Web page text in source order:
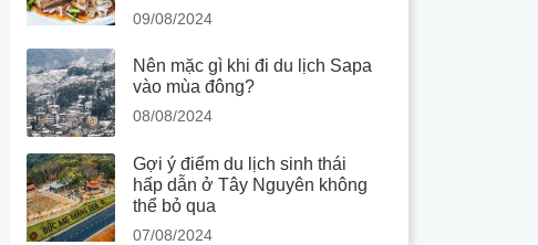
09/08/2024
Nên mặc gì khi đi du lịch Sapa
vào mùa đông?
08/08/2024
Gợi ý điểm du lịch sinh thái
hấp dẫn ở Tây Nguyên không
thể bỏ qua
07/08/2024